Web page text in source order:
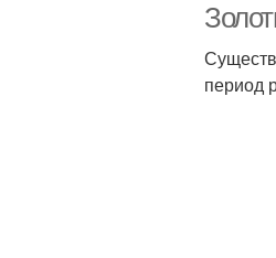
период